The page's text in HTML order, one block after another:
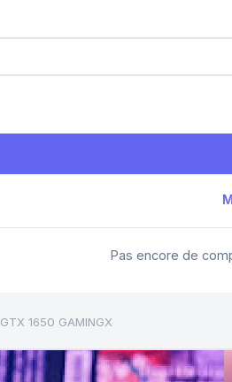
Pas encore de
1650 GAMINGX